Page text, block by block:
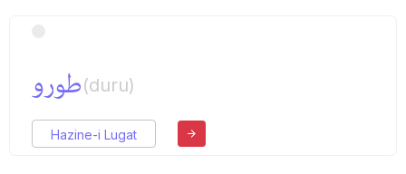
طورو(duru)
Hazine-i Lugat